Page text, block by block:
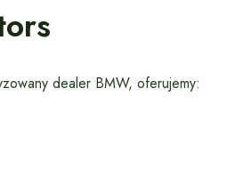
dealer BMW, oferujemy: